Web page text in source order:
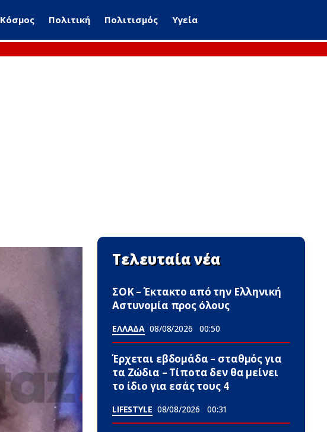
Κόσμος Πολιτική Πολιτισμός Υγεία
Τελευταία νέα
ΣΟΚ – Έκτακτο από την Ελληνική
Αστυνομία προς όλους
ΕΛΛΑΔΑ 08/08/2026 00:50
Έρχεται εβδομάδα – σταθμός για
τα Ζώδια – Τίποτα δεν θα μείνει
το ίδιο για εσάς τους 4
LIFESTYLE 08/08/2026 00:31